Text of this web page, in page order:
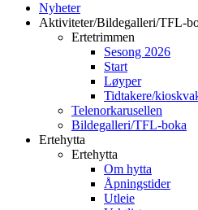
Nyheter
Aktiviteter/Bildegalleri/TFL-
Ertetrimmen
Sesong 2026
Start
Løyper
Tidtakere/
Telenorkarusellen
Bildegalleri/TFL-boka
Ertehytta
Ertehytta
Om hytta
Åpningstider
Utleie